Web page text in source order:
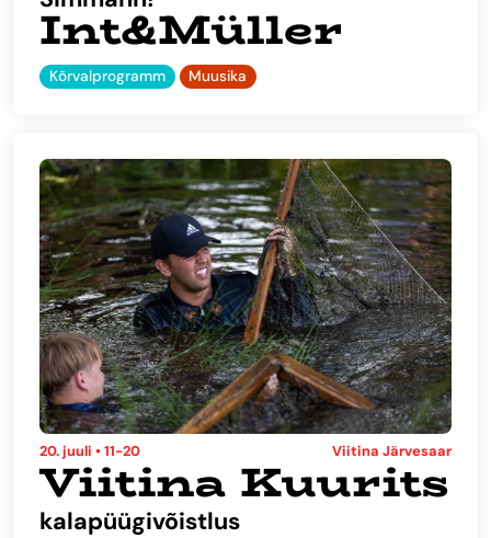
Int&Müller
Kõrvalprogramm Muusika
20. juuli • 11-20 Viitina Järvesaar
Viitina Kuurits
kalapüügivõistlus